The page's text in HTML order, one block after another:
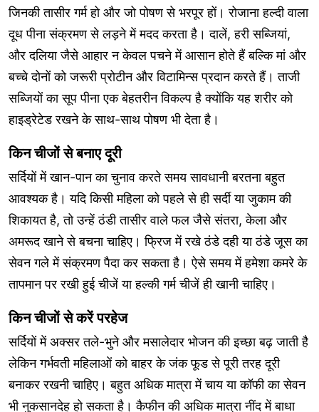
जिनकी तासीर गर्म हो और जो पोषण से भरपूर हों। रोजाना हल्दी वाला
दूध पीना संक्रमण से लड़ने में मदद करता है। दालें, हरी सब्जियां,
और दलिया जैसे आहार न केवल पचने में आसान होते हैं बल्कि मां और
बच्चे दोनों को जरूरी प्रोटीन और विटामिन्स प्रदान करते हैं। ताजी
सब्जियों का सूप पीना एक बेहतरीन विकल्प है क्योंकि यह शरीर को
हाइड्रेटेड रखने के साथ-साथ पोषण भी देता है।
किन चीजों से बनाए दूरी
सर्दियों में खान-पान का चुनाव करते समय सावधानी बरतना बहुत
आवश्यक है। यदि किसी महिला को पहले से ही सर्दी या जुकाम की
शिकायत है, तो उन्हें ठंडी तासीर वाले फल जैसे संतरा, केला और
अमरूद खाने से बचना चाहिए। फ्रिज में रखे ठंडे दही या ठंडे जूस का
सेवन गले में संक्रमण पैदा कर सकता है। ऐसे समय में हमेशा कमरे के
तापमान पर रखी हुई चीजें या हल्की गर्म चीजें ही खानी चाहिए।
किन चीजों से करें परहेज
सर्दियों में अक्सर तले-भुने और मसालेदार भोजन की इच्छा बढ़ जाती है
लेकिन गर्भवती महिलाओं को बाहर के जंक फूड से पूरी तरह दूरी
बनाकर रखनी चाहिए। बहुत अधिक मात्रा में चाय या कॉफी का सेवन
भी नुकसानदेह हो सकता है। कैफीन की अधिक मात्रा नींद में बाधा